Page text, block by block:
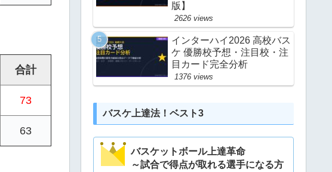
合計
73
63
版】
2626 views
インターハイ2026 高校バス
ケ 優勝校予想・注目校・注
目カード完全分析
1376 views
バスケ上達法！ベスト3
バスケットボール上達革命
～試合で得点が取れる選手になる方